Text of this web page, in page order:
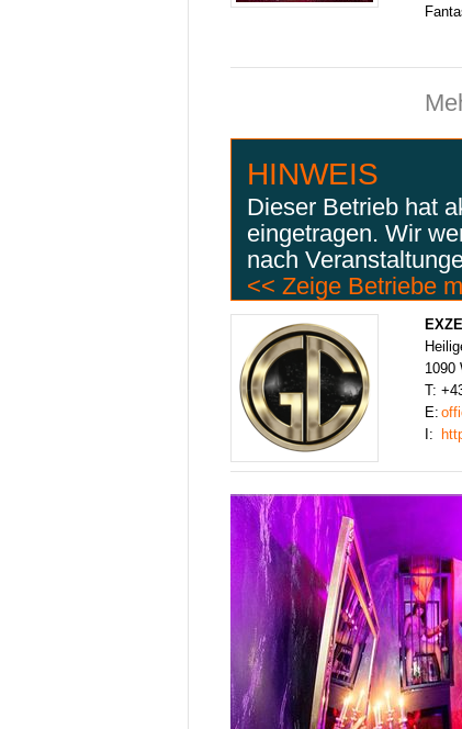
HINWEIS
Dieser Betrieb hat
eingetragen. Wir
nach
<< Zeige Betriebe
1090
T:
E:
I: